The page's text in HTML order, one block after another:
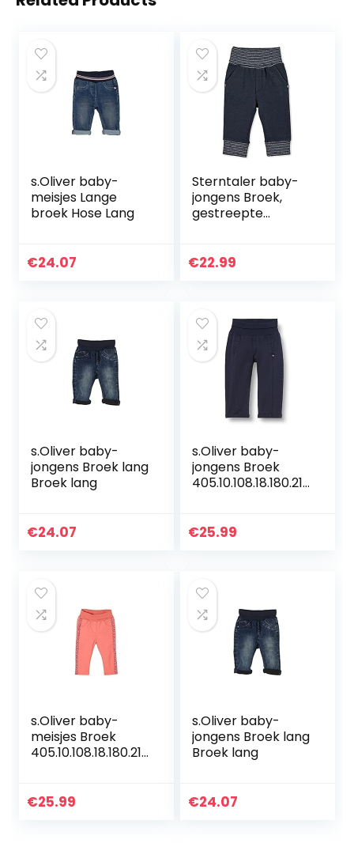
s.Oliver baby-
meisjes Lange
broek Hose Lang
€24.07
Sterntaler baby-
jongens Broek,
gestreepte
€22.99
s.Oliver baby-
jongens Broek lang
Broek lang
€24.07
s.Oliver baby-
jongens Broek
405.10.108.18.180.210
€25.99
s.Oliver baby-
meisjes Broek
405.10.108.18.180.210
€25.99
s.Oliver baby-
jongens Broek lang
Broek lang
€24.07